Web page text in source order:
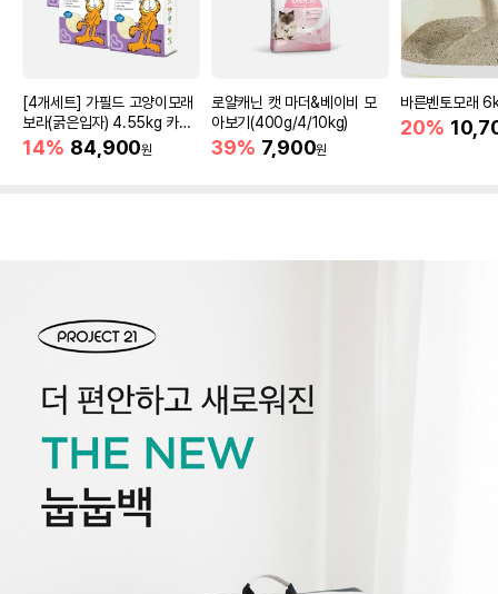
[4개세트] 가필드 고양이모래
보라(굵은입자) 4.55kg 카사
바모래
14% 84,900원
로얄캐닌 캣 마더&베이비 모
아보기(400g/4/10kg)
39% 7,900원
바른벤토모래
20%